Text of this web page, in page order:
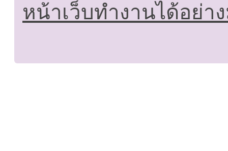
หน้าเว็บทำงานได้อย่า